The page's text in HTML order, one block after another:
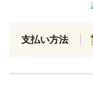
支払い方法